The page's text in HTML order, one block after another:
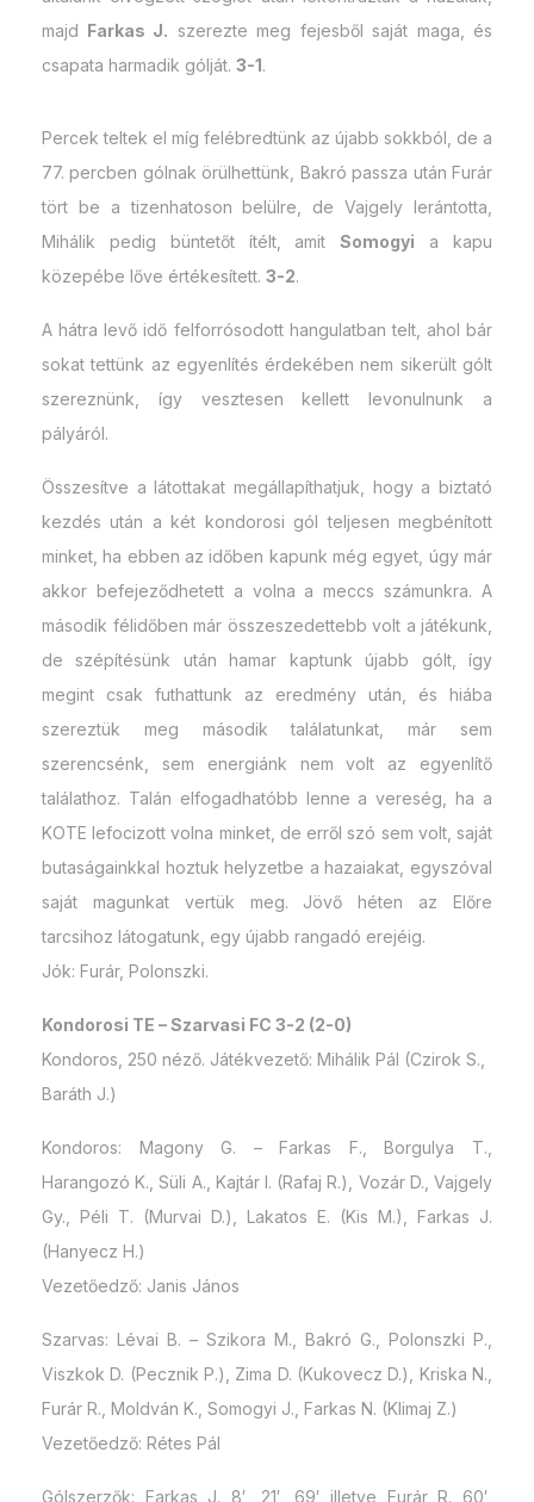
majd Farkas J. szerezte meg fejesből saját maga, és
csapata harmadik gólját. 3-1.
Percek teltek el míg felébredtünk az újabb sokkból, de a
77. percben gólnak örülhettünk, Bakró passza után Furár
tört be a tizenhatoson belülre, de Vajgely lerántotta,
Mihálik pedig büntetőt ítélt, amitSomogyi a kapu
közepébe lőve értékesített. 3-2.
A hátra levő idő felforrósodott hangulatban telt, ahol bár
sokat tettünk az egyenlítés érdekében nem sikerült gólt
szereznünk, így vesztesen kellett levonulnunk a
pályáról.
Összesítve a látottakat megállapíthatjuk, hogy a biztató
kezdés után a két kondorosi gól teljesen megbénított
minket, ha ebben az időben kapunk még egyet, úgy már
akkor befejeződhetett a volna a meccs számunkra. A
második félidőben már összeszedettebb volt a játékunk,
de szépítésünk után hamar kaptunk újabb gólt, így
megint csak futhattunk az eredmény után, és hiába
szereztük meg második találatunkat, már sem
szerencsénk, sem energiánk nem volt az egyenlítő
találathoz. Talán elfogadhatóbb lenne a vereség, ha a
KOTE lefocizott volna minket, de erről szó sem volt, saját
butaságainkkal hoztuk helyzetbe a hazaiakat, egyszóval
saját magunkat vertük meg. Jövő héten az Előre
tarcsihoz látogatunk, egy újabb rangadó erejéig.
Jók: Furár, Polonszki.
Kondorosi TE – Szarvasi FC 3-2 (2-0)
Kondoros, 250 néző. Játékvezető: Mihálik Pál (Czirok S.,
Baráth J.)
Kondoros: Magony G. – Farkas F., Borgulya T.,
Harangozó K., Süli A., Kajtár I. (Rafaj R.), Vozár D., Vajgely
Gy., Péli T. (Murvai D.), Lakatos E. (Kis M.), Farkas J.
(Hanyecz H.)
Vezetőedző: Janis János
Szarvas: Lévai B. – Szikora M., Bakró G., Polonszki P.,
Viszkok D. (Pecznik P.), Zima D. (Kukovecz D.), Kriska N.,
Furár R., Moldván K., Somogyi J., Farkas N. (Klimaj Z.)
Vezetőedző: Rétes Pál
Gólszerzők: Farkas J. 8′, 21′, 69′ illetve Furár R. 60′,